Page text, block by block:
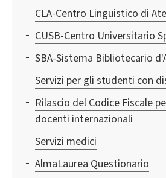
CLA-Centro Linguistico di
CUSB-Centro Universitario
SBA-Sistema Bibliotecario
Servizi per gli studenti con
Rilascio del Codice Fiscale
docenti internazionali
Servizi medici
AlmaLaurea Questionario